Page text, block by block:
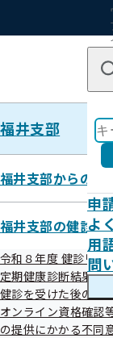
申
よ
用
問
福井支部
福井支部からのお
福井支部の健診・
令和８年度 健診リー
定期健康診断結果デ
健診を受けた後の健
オンライン資格確認
の提供にかかる不同
令和7年度 第2回
開催案内